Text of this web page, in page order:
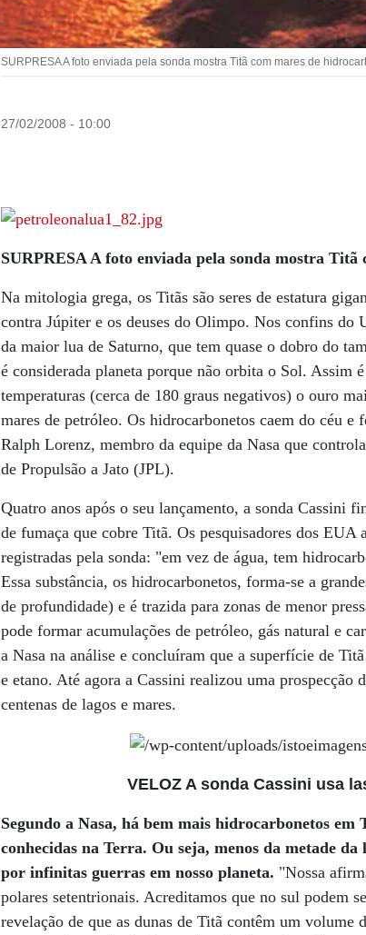
SURPRESA A foto enviada pela sonda mostra Titã com mares de
27/02/2008 - 10:00
SURPRESA A foto enviada pela sonda mostra Titã
Na mitologia grega, os Titãs são seres de estatura
contra Júpiter e os deuses do Olimpo. Nos confins do
da maior lua de Saturno, que tem quase o dobro do
é considerada planeta porque não orbita o Sol. Assim
temperaturas (cerca de 180 graus negativos) o ouro
mares de petróleo. Os hidrocarbonetos caem do céu
Ralph Lorenz, membro da equipe da Nasa que
de Propulsão a Jato (JPL).
Quatro anos após o seu lançamento, a sonda Cassini
de fumaça que cobre Titã. Os pesquisadores dos
registradas pela sonda: "em vez de água, tem
Essa substância, os hidrocarbonetos, forma-se a
de profundidade) e é trazida para zonas de menor
pode formar acumulações de petróleo, gás natural e
a Nasa na análise e concluíram que a superfície de
e etano. Até agora a Cassini realizou uma prospecção
centenas de lagos e mares.
VELOZ A sonda Cassini usa
Segundo a Nasa, há bem mais hidrocarbonetos em
conhecidas na Terra. Ou seja, menos da metade
por infinitas guerras em nosso planeta. "Nossa
polares setentrionais. Acreditamos que no sul podem
revelação de que as dunas de Titã contêm um volume